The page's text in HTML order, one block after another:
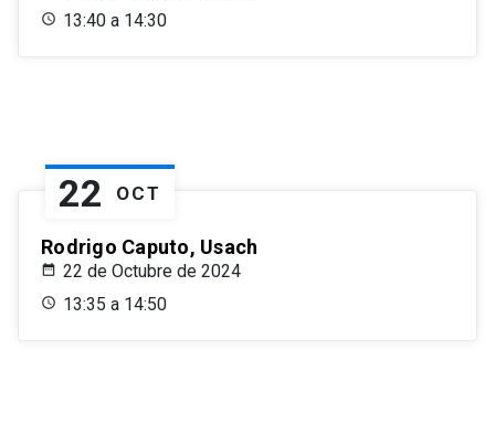
13:40 a 14:30
22 OCT
Rodrigo Caputo, Usach
22 de Octubre de 2024
13:35 a 14:50